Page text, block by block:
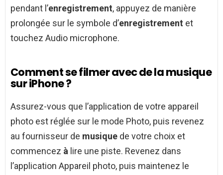
pendant l’enregistrement, appuyez de manière
prolongée sur le symbole d’enregistrement et
touchez Audio microphone.
Comment se filmer avec de la musique
sur iPhone ?
Assurez-vous que l’application de votre appareil
photo est réglée sur le mode Photo, puis revenez
au fournisseur de musique de votre choix et
commencez à lire une piste. Revenez dans
l’application Appareil photo, puis maintenez le